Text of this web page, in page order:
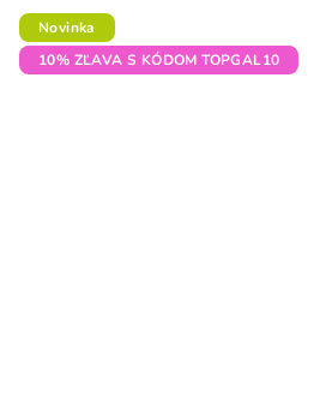
Novinka
10% ZĽAVA S KÓDOM TOPGAL10